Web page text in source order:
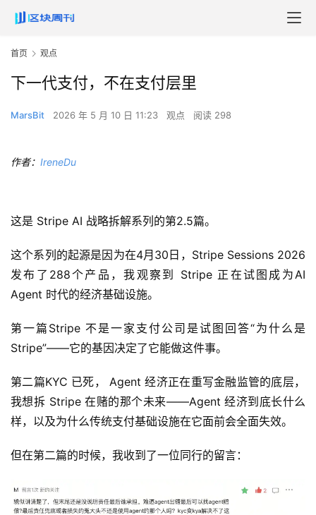
首页 观点
下一代支付，不在支付层里
MarsBit 2026 年 5 月 10 日 11:23 观点 阅读 298
作者： IreneDu
这是 Stripe AI 战略拆解系列的第2.5篇。
这个系列的起源是因为在4月30日，Stripe Sessions 2026
发布了288个产品，我观察到 Stripe 正在试图成为AI
Agent 时代的经济基础设施。
第一篇Stripe 不是一家支付公司是试图回答“为什么是
Stripe”——它的基因决定了它能做这件事。
第二篇KYC 已死， Agent 经济正在重写金融监管的底层，
我想拆 Stripe 在赌的那个未来——Agent 经济到底长什么
样，以及为什么传统支付基础设施在它面前会全面失效。
但在第二篇的时候，我收到了一位同行的留言：